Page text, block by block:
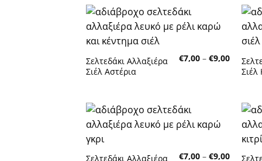
Σελτεδάκι Αλλαξιέρα
Σιέλ Αστέρια
€7,00 – €9,00Price
range:
€7,00
Σιέλ
Σελτεδάκι Αλλαξιέρα
€7,00 – €9,00Price